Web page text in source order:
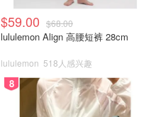
$59.00 $68.00
lululemon Align 高腰短裤 28cm
lululemon 518人感兴趣
8